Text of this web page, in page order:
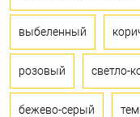
выбеленный
розовый светло-
бежево-серый